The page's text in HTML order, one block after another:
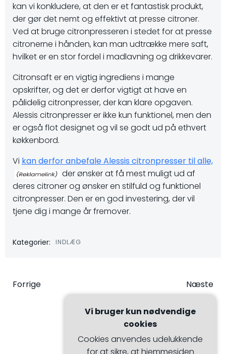
kan vi konkludere, at den er et fantastisk produkt,
der gør det nemt og effektivt at presse citroner.
Ved at bruge citronpresseren i stedet for at presse
citronerne i hånden, kan man udtrække mere saft,
hvilket er en stor fordel i madlavning og drikkevarer.
Citronsaft er en vigtig ingrediens i mange
opskrifter, og det er derfor vigtigt at have en
pålidelig citronpresser, der kan klare opgaven.
Alessis citronpresser er ikke kun funktionel, men den
er også flot designet og vil se godt ud på ethvert
køkkenbord.
Vi kan derfor anbefale Alessis citronpresser til alle,
der ønsker at få mest muligt ud af
deres citroner og ønsker en stilfuld og funktionel
citronpresser. Den er en god investering, der vil
tjene dig i mange år fremover.
Kategorier: INDLÆG
Indlægsnavigation
Forrige Næste
Vi bruger kun nødvendige
cookies
Cookies anvendes udelukkende